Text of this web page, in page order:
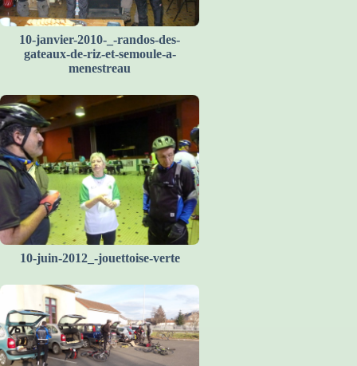
10-janvier-2010-_-randos-des-
gateaux-de-riz-et-semoule-a-
menestreau
10-juin-2012_-jouettoise-verte